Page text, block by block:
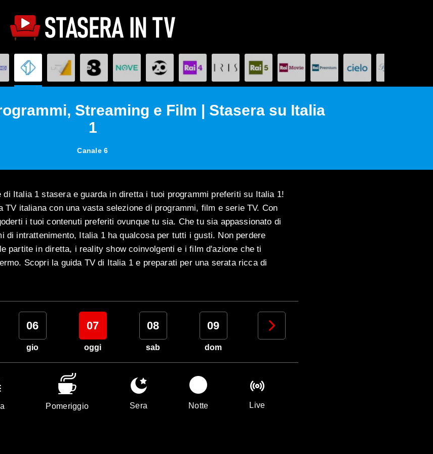
Streaming e Film | Stasera su Italia
1
Canale 6
di Italia 1 stasera e guarda in diretta i tuoi programmi preferiti su Italia 1!
TV italiana con una vasta selezione di programmi, film e serie TV. Con
i tuoi contenuti preferiti ovunque tu sia. Che tu sia appassionato di
di intrattenimento, Italia 1 ha qualcosa per tutti i gusti. Non perdere
partite in diretta, i reality show coinvolgenti e i film d'azione che ti
Scopri la guida TV di Italia 1 e preparati per una serata ricca di
06
gio
07
oggi
08
sab
09
dom
10
Pomeriggio Sera Notte Live